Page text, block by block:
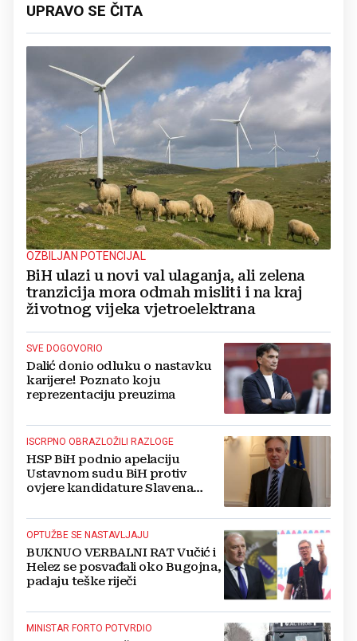
UPRAVO SE ČITA
OZBILJAN POTENCIJAL
BiH ulazi u novi val ulaganja, ali zelena
tranzicija mora odmah misliti i na kraj
životnog vijeka vjetroelektrana
SVE DOGOVORIO
Dalić donio odluku o nastavku
karijere! Poznato koju
reprezentaciju preuzima
ISCRPNO OBRAZLOŽILI RAZLOGE
HSP BiH podnio apelaciju
Ustavnom sudu BiH protiv
ovjere kandidature Slavena
OPTUŽBE SE NASTAVLJAJU
BUKNUO VERBALNI RAT Vučić i
Helez se posvađali oko Bugojna,
padaju teške riječi
MINISTAR FORTO POTVRDIO